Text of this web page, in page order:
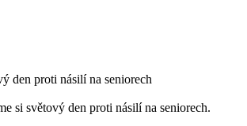
den proti násilí na seniorech
si světový den proti násilí na seniorech.